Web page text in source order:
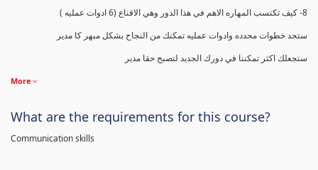
8- كيف تكتسب المهاره الاهم في هذا الدور وهي الاقناع (6 ادوات عمليه )
ستجد خطوات محدده وادوات عمليه تمكنك من النجاح بشكل مبهر كا مدير
ستجعلك اكثر تمكننا في دورك الجديد لتصبح حقا مدير
More
What are the requirements for this course?
Communication skills